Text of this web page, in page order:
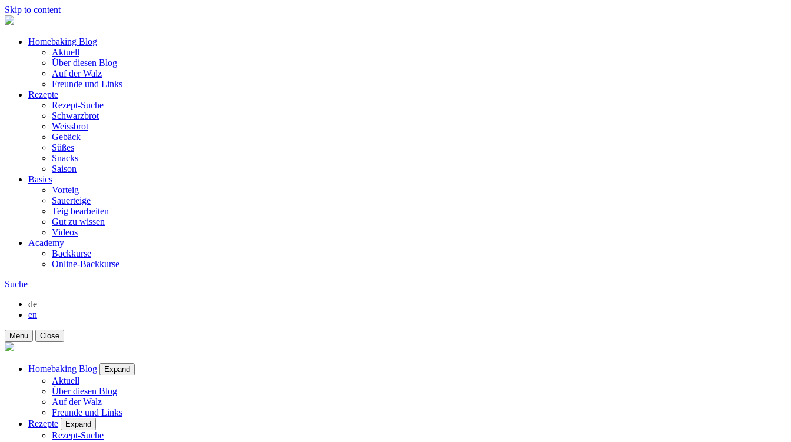
Skip to content
Homebaking Blog
Aktuell
Über diesen Blog
Auf der Walz
Freunde und Links
Rezepte
Rezept-Suche
Schwarzbrot
Weissbrot
Gebäck
Süßes
Snacks
Saison
Basics
Vorteig
Sauerteige
Teig bearbeiten
Gut zu wissen
Videos
Academy
Backkurse
Online-Backkurse
Suche
de
en
Menu Close
Homebaking Blog Expand
Aktuell
Über diesen Blog
Auf der Walz
Freunde und Links
Rezepte
Expand
Rezept-Suche